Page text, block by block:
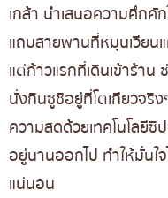
เกล้า นำเสนอความคึกคั
แถบสายพานที่หมุนเวีย
แต่ก้าวแรกที่เดินเข้าร้าน
นั่งกินซูชิอยู่ที่โตเกียวจริ
ความสดด้วยเทคโนโลยีชิ
อยู่นานออกไป ทำให้มั่นใ
แน่นอน